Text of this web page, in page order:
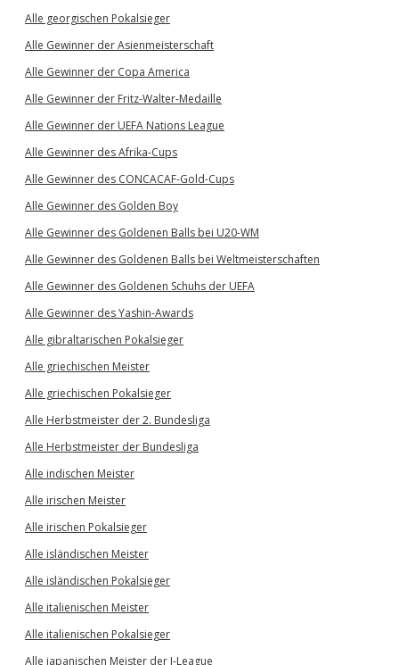
Alle georgischen Pokalsieger
Alle Gewinner der Asienmeisterschaft
Alle Gewinner der Copa America
Alle Gewinner der Fritz-Walter-Medaille
Alle Gewinner der UEFA Nations League
Alle Gewinner des Afrika-Cups
Alle Gewinner des CONCACAF-Gold-Cups
Alle Gewinner des Golden Boy
Alle Gewinner des Goldenen Balls bei U20-WM
Alle Gewinner des Goldenen Balls bei Weltmeisterschaften
Alle Gewinner des Goldenen Schuhs der UEFA
Alle Gewinner des Yashin-Awards
Alle gibraltarischen Pokalsieger
Alle griechischen Meister
Alle griechischen Pokalsieger
Alle Herbstmeister der 2. Bundesliga
Alle Herbstmeister der Bundesliga
Alle indischen Meister
Alle irischen Meister
Alle irischen Pokalsieger
Alle isländischen Meister
Alle isländischen Pokalsieger
Alle italienischen Meister
Alle italienischen Pokalsieger
Alle japanischen Meister der J-League